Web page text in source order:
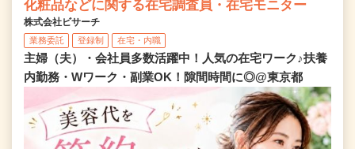
化粧品などに関する在宅調査員・在宅モニター
株式会社ビサーチ
業務委託 登録制 在宅・内職
主婦（夫）・会社員多数活躍中！人気の在宅ワーク♪扶養
内勤務・Wワーク・副業OK！隙間時間に◎@東京都